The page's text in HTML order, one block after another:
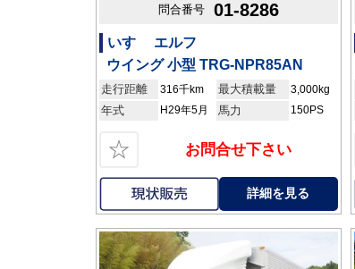
問合番号 01-8286
いすゞ エルフ
ウイング 小型 TRG-NPR85AN
走行距離 316千km 最大積載量 3,000kg
年式 H29年5月 馬力 150PS
☆ お問合せ下さい
詳細を見る